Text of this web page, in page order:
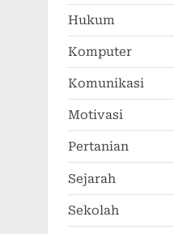
Hukum
Komputer
Komunikasi
Motivasi
Pertanian
Sejarah
Sekolah